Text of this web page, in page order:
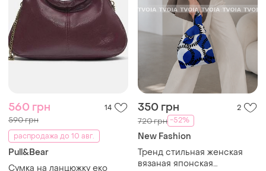
560 грн 14
590 грн
распродажа до 10 авг.
Pull&Bear
Сумка на ланцюжку еко
350 грн 2
720 грн -52%
New Fashion
Тренд стильная женская
вязаная японская